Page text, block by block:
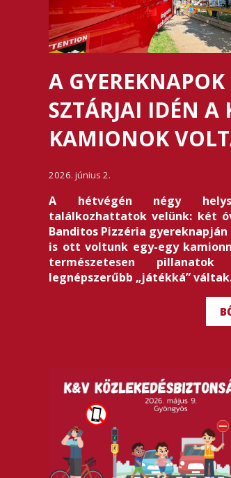
A GYEREKNAPOK
SZTÁRJAI IDÉN A
KAMIONOK
2026. június 2.
A hétvégén négy
találkozhattatok velünk: két
Banditos Pizzéria gyereknapján
is ott voltunk egy-egy
természetesen
legnépszerűbb „játékká”